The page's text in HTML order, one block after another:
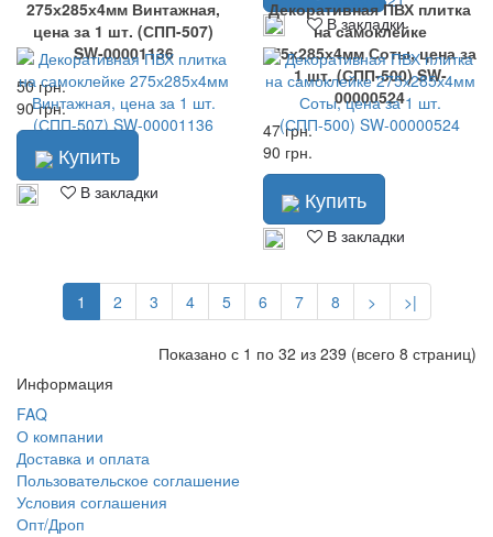
В закладки
275х285х4мм Винтажная,
цена за 1 шт. (СПП-507)
SW-00001136
50 грн.
90 грн.
Купить
В закладки
Декоративная ПВХ плитка
на самоклейке
275х285х4мм Соты, цена за
1 шт. (СПП-500) SW-
00000524
47 грн.
90 грн.
Купить
В закладки
1 2 3 4 5 6 7 8 > >|
Показано с 1 по 32 из 239 (всего 8 страниц)
Информация
FAQ
О компании
Доставка и оплата
Пользовательское соглашение
Условия соглашения
Опт/Дроп